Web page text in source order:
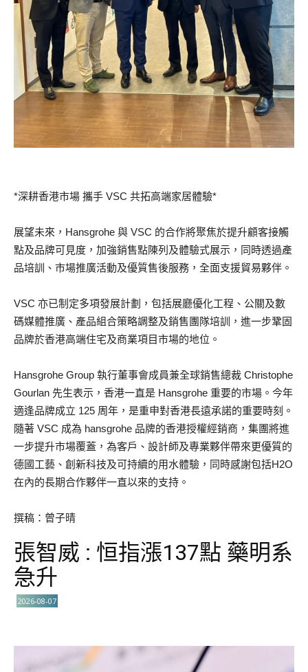
*深耕香港市場 攜手 VSC 共拓高端家居體驗*
展望未來，Hansgrohe 與 VSC 的合作將聚焦於提升顧客接觸
點及品牌可見度，加強銷售點陳列及體驗式展示，同時透過產
品培訓、市場推廣活動及優質售後服務，全面支援貿易夥伴。
VSC 亦已制定多項發展計劃，包括展廳優化工程、公關及數
碼媒體推廣、產品組合策略調整及銷售團隊培訓，進一步鞏固
品牌於香港高端住宅及商業項目市場的地位。
Hansgrohe Group 執行董事會成員兼全球銷售總裁 Christophe
Gourlan 先生表示，香港一直是 Hansgrohe 重要的市場。今年
適逢品牌成立 125 周年，是重申對香港長遠承諾的重要時刻。
隨著 VSC 成為 hansgrohe 品牌的香港授權經銷商，集團將進
一步提升市場覆蓋，為客戶、設計師及專業夥伴帶來更優質的
德國工藝、創新科技及可持續的用水體驗，同時感謝包括H2O
在內的長期合作夥伴一直以來的支持。
撰稿：曾子晴
張智威 : 恒指漲137點 藥明系
急升
2026-08-07